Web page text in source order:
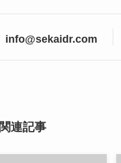
info@sekaidr.com
関連記事